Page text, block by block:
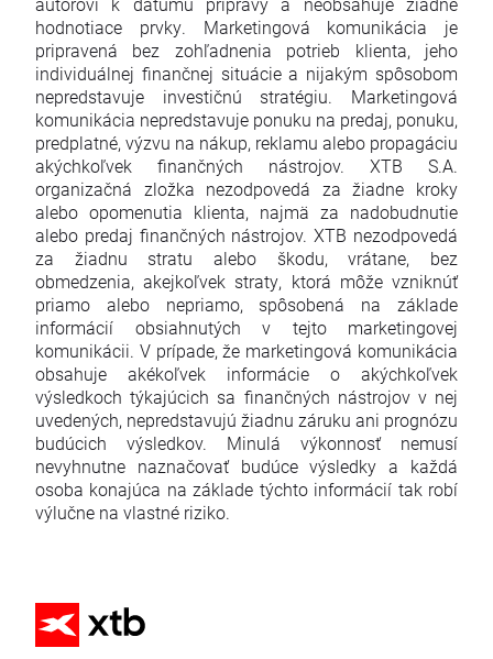
hodnotiace prvky. Marketingová komunikácia je
pripravená bez zohľadnenia potrieb klienta, jeho
individuálnej finančnej situácie a nijakým spôsobom
nepredstavuje investičnú stratégiu. Marketingová
komunikácia nepredstavuje ponuku na predaj, ponuku,
predplatné, výzvu na nákup, reklamu alebo propagáciu
akýchkoľvek finančných nástrojov. XTB S.A.
organizačná zložka nezodpovedá za žiadne kroky
alebo opomenutia klienta, najmä za nadobudnutie
alebo predaj finančných nástrojov. XTB nezodpovedá
za žiadnu stratu alebo škodu, vrátane, bez
obmedzenia, akejkoľvek straty, ktorá môže vzniknúť
priamo alebo nepriamo, spôsobená na základe
informácií obsiahnutých v tejto marketingovej
komunikácii. V prípade, že marketingová komunikácia
obsahuje akékoľvek informácie o akýchkoľvek
výsledkoch týkajúcich sa finančných nástrojov v nej
uvedených, nepredstavujú žiadnu záruku ani prognózu
budúcich výsledkov. Minulá výkonnosť nemusí
nevyhnutne naznačovať budúce výsledky a každá
osoba konajúca na základe týchto informácií tak robí
výlučne na vlastné riziko.